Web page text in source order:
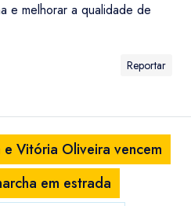
e melhorar a qualidade de
Reportar
e Vitória Oliveira vencem
em estrada